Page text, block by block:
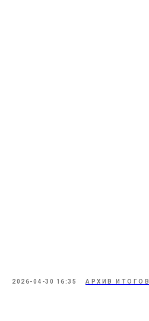
2026-04-30 16:35 АРХИВ ИТОГОВ